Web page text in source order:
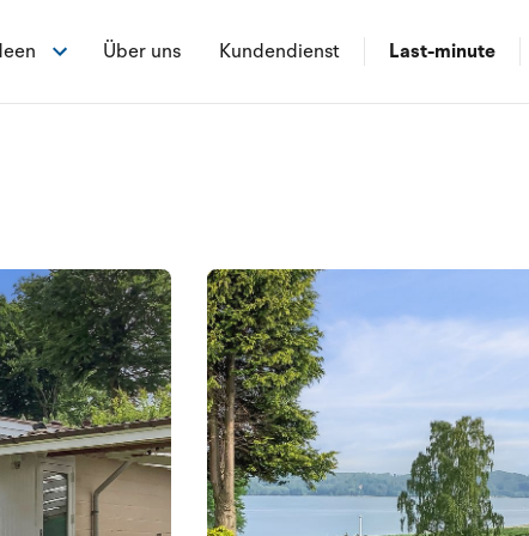
Über uns Kundendienst Last-minute